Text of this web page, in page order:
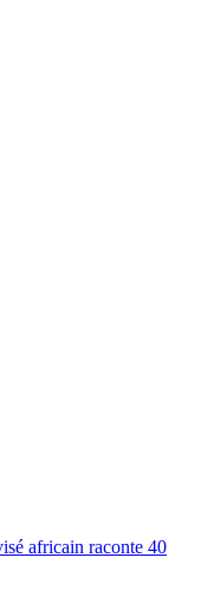
africain raconte 40